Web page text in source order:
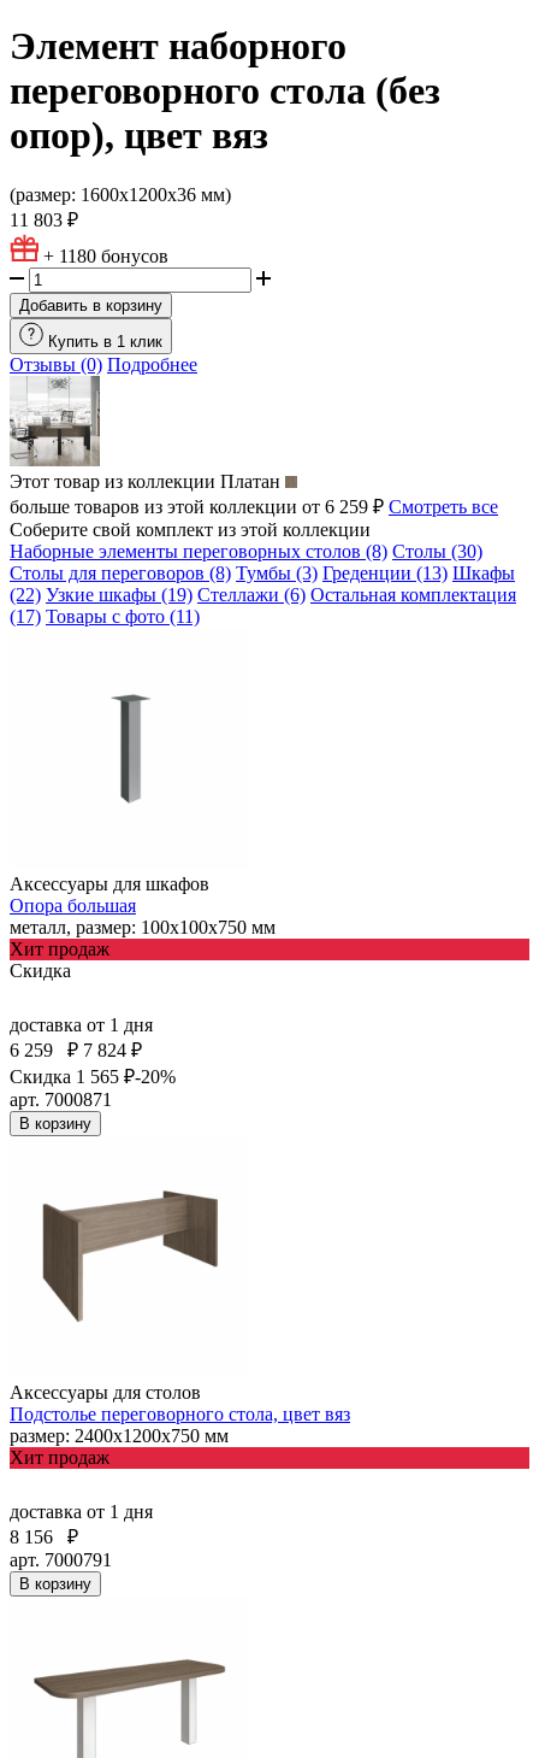
Элемент наборного
переговорного стола (без
опор), цвет вяз
(размер: 1600х1200х36 мм)
11 803 ₽
+ 1180 бонусов
Добавить в корзину
Купить в 1 клик
Отзывы (0) Подробнее
Этот товар из коллекции Платан
больше товаров из этой коллекции от 6 259 ₽ Смотреть все
Соберите свой комплект из этой коллекции
Наборные элементы переговорных столов (8) Столы (30)
Столы для переговоров (8) Тумбы (3) Греденции (13) Шкафы
(22) Узкие шкафы (19) Стеллажи (6) Остальная комплектация
(17) Товары с фото (11)
Аксессуары для шкафов
Опора большая
металл, размер: 100х100х750 мм
Хит продаж
Скидка
доставка от 1 дня
6 259
₽ 7 824 ₽
Скидка 1 565 ₽-20%
арт. 7000871
В корзину
Аксессуары для столов
Подстолье переговорного стола, цвет вяз
размер: 2400х1200х750 мм
Хит продаж
доставка от 1 дня
8 156
₽
арт. 7000791
В корзину